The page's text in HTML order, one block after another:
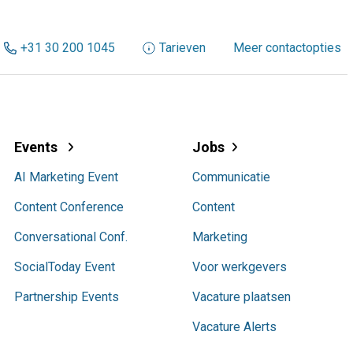
+31 30 200 1045 Tarieven Meer contactopties
Events
AI Marketing Event
Content Conference
Conversational Conf.
SocialToday Event
Partnership Events
Jobs
Communicatie
Content
Marketing
Voor werkgevers
Vacature plaatsen
Vacature Alerts